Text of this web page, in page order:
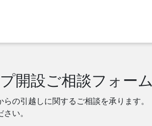
開設ご相談フォーム
の引越しに関するご相談を承ります。
い。